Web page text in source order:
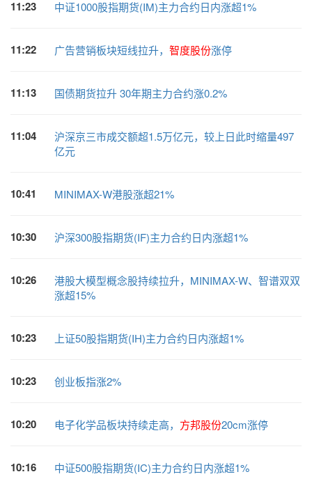
11:23 中证1000股指期货(IM)主力合约日内涨超1%
11:22 广告营销板块短线拉升， 智度股份涨停
11:13 国债期货拉升 30年期主力合约涨0.2%
11:04
沪深京三市成交额超1.5万亿元，较上日此时缩量497
亿元
10:41 MINIMAX-W港股涨超21%
10:30 沪深300股指期货(IF)主力合约日内涨超1%
10:26
港股大模型概念股持续拉升，MINIMAX-W、智谱双双
涨超15%
10:23 上证50股指期货(IH)主力合约日内涨超1%
10:23 创业板指涨2%
10:20 电子化学品板块持续走高， 方邦股份20cm涨停
10:16 中证500股指期货(IC)主力合约日内涨超1%